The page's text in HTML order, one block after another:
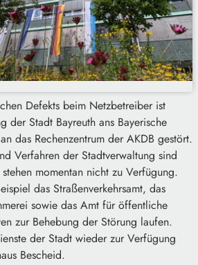
Defekts beim Netzbetreiber ist
der Stadt Bayreuth ans Bayerische
das Rechenzentrum der AKDB gestört.
Verfahren der Stadtverwaltung sind
momentan nicht zu Verfügung.
das Straßenverkehrsamt, das
sowie das Amt für öffentliche
zur Behebung der Störung laufen.
der Stadt wieder zur Verfügung
Bescheid.